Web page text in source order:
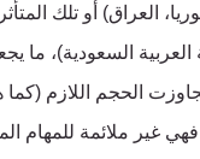
العراق) أو تلك
السعودية)، ما
تجاوزت الحجم اللازم
غير ملائمة للمهام